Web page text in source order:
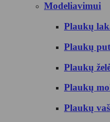
Modeliavimui
Plaukų
Plaukų
Plaukų
Plaukų
Plaukų